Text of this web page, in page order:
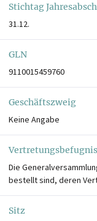
Stichtag
31.12.
GLN
9110015459760
Geschäftszweig
Keine Angabe
Vertretungsbefugnis
Die
bestellt sind, deren
Sitz